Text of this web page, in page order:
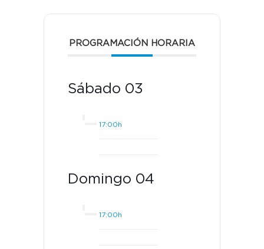
PROGRAMACIÓN HORARIA
Sábado 03
17:00h
Domingo 04
17:00h